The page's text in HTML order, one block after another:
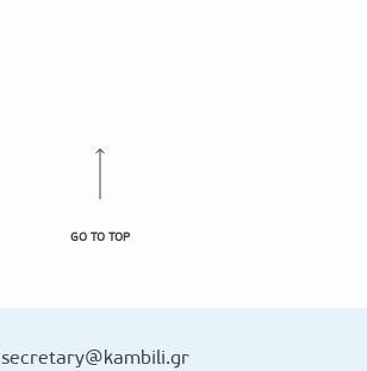
GO TO TOP
secretary@kambili.gr